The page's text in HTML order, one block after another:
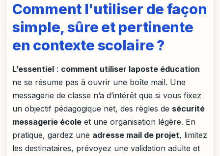
Comment l'utiliser de façon
simple, sûre et pertinente
en contexte scolaire ?
L’essentiel : comment utiliser laposte éducation
ne se résume pas à ouvrir une boîte mail. Une
messagerie de classe n’a d’intérêt que si vous fixez
un objectif pédagogique net, des règles de sécurité
messagerie école et une organisation légère. En
pratique, gardez une adresse mail de projet, limitez
les destinataires, prévoyez une validation adulte et